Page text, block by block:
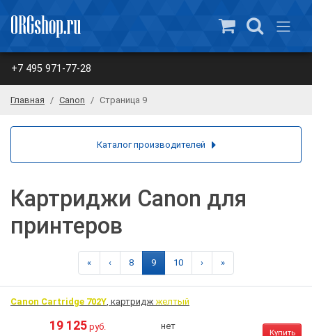
+7 495 971-77-28
Главная Canon Страница 9
Картриджи Canon для
принтеров
« ‹ 8 9 10 › »
Canon Cartridge 702Y, картридж желтый
19 125 руб. нет
Купить